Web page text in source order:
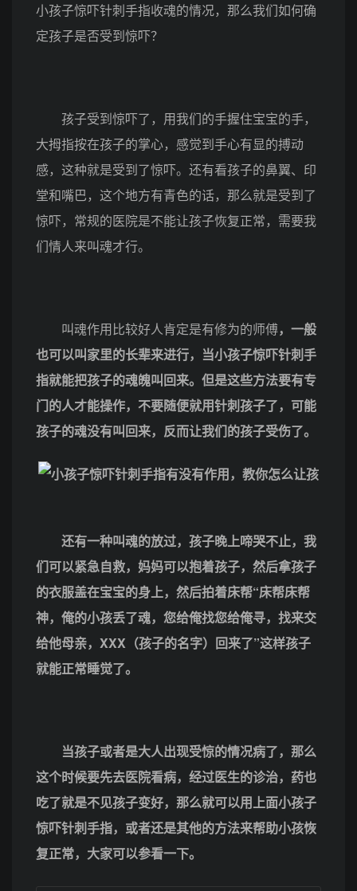
小孩子惊吓针刺手指收魂的情况，那么我们如何确
定孩子是否受到惊吓？
孩子受到惊吓了，用我们的手握住宝宝的手，
大拇指按在孩子的掌心，感觉到手心有显的搏动
感，这种就是受到了惊吓。还有看孩子的鼻翼、印
堂和嘴巴，这个地方有青色的话，那么就是受到了
惊吓，常规的医院是不能让孩子恢复正常，需要我
们情人来叫魂才行。
叫魂作用比较好人肯定是有修为的师傅，一般
也可以叫家里的长辈来进行，当小孩子惊吓针刺手
指就能把孩子的魂魄叫回来。但是这些方法要有专
门的人才能操作，不要随便就用针刺孩子了，可能
孩子的魂没有叫回来，反而让我们的孩子受伤了。
还有一种叫魂的放过，孩子晚上啼哭不止，我
们可以紧急自救，妈妈可以抱着孩子，然后拿孩子
的衣服盖在宝宝的身上，然后拍着床帮“床帮床帮
神，俺的小孩丢了魂，您给俺找您给俺寻，找来交
给他母亲，XXX（孩子的名字）回来了”这样孩子
就能正常睡觉了。
当孩子或者是大人出现受惊的情况病了，那么
这个时候要先去医院看病，经过医生的诊治，药也
吃了就是不见孩子变好，那么就可以用上面小孩子
惊吓针刺手指，或者还是其他的方法来帮助小孩恢
复正常，大家可以参看一下。